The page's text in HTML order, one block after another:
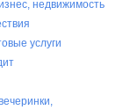
недвижимость
услуги